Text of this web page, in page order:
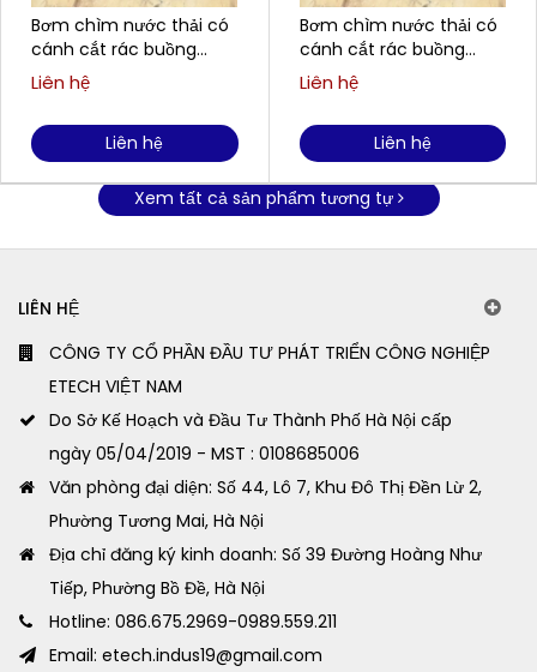
Bơm chìm nước thải có
cánh cắt rác buồng
gang, cánh gang FIRMLY
H1500CT
Liên hệ
Liên hệ
Bơm chìm nước thải có
cánh cắt rác buồng
gang, cánh gang FIRMLY
H2200FC
Liên hệ
Liên hệ
Xem tất cả sản phẩm tương tự
LIÊN HỆ
CÔNG TY CỔ PHẦN ĐẦU TƯ PHÁT TRIỂN CÔNG NGHIỆP
ETECH VIỆT NAM
Do Sở Kế Hoạch và Đầu Tư Thành Phố Hà Nội cấp
ngày 05/04/2019 - MST : 0108685006
Văn phòng đại diện: Số 44, Lô 7, Khu Đô Thị Đền Lừ 2,
Phường Tương Mai, Hà Nội
Địa chỉ đăng ký kinh doanh: Số 39 Đường Hoàng Như
Tiếp, Phường Bồ Đề, Hà Nội
Hotline: 086.675.2969-0989.559.211
Email: etech.indus19@gmail.com